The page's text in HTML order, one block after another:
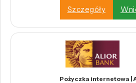
Szczegóły
Pożyczka internetowa |